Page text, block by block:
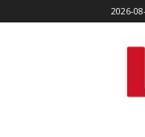
2026-